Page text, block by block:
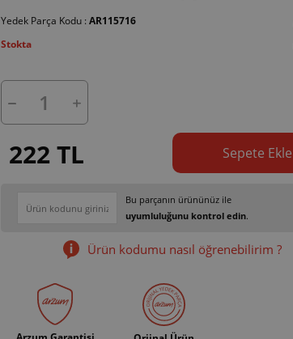
Yedek Parça Kodu : AR115716
Stokta
222 TL Sepete Ekle
Bu parçanın ürününüz ile
uyumluluğunu kontrol edin.
Ürün kodumu nasıl öğrenebilirim ?